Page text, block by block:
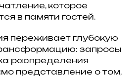
которое
в памяти гостей.
переживает глубокую
запросы
распределения
представление о том,